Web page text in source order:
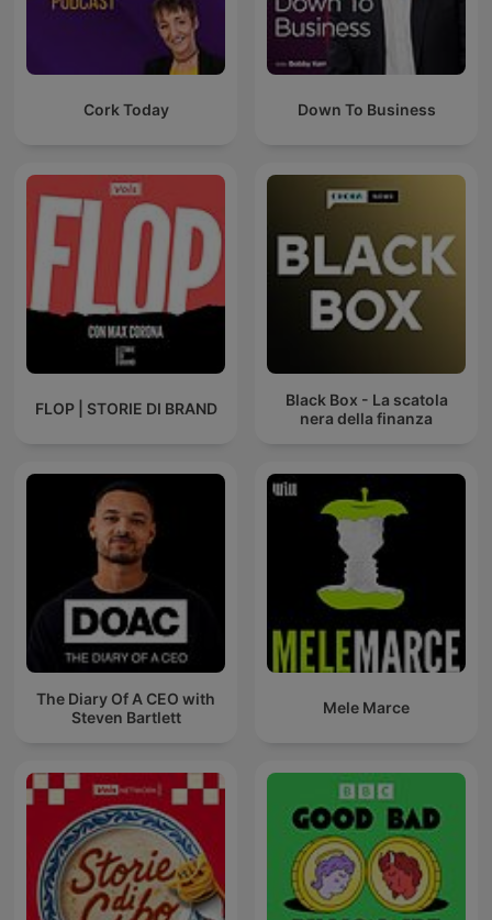
Cork Today Down To Business
FLOP | STORIE DI BRAND
Black Box - La scatola
nera della finanza
The Diary Of A CEO with
Steven Bartlett
Mele Marce